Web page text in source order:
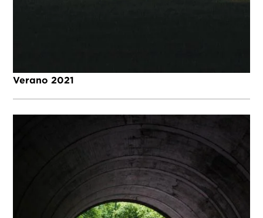
Verano 2021